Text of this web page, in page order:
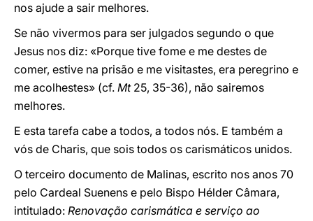
nos ajude a sair melhores.
Se não vivermos para ser julgados segundo o que
Jesus nos diz: «Porque tive fome e me destes de
comer, estive na prisão e me visitastes, era peregrino e
me acolhestes» (cf. Mt25, 35-36), não sairemos
melhores.
E esta tarefa cabe a todos, a todos nós. E também a
vós de Charis, que sois todos os carismáticos unidos.
O terceiro documento de Malinas, escrito nos anos 70
pelo Cardeal Suenens e pelo Bispo Hélder Câmara,
intitulado: Renovação carismática e serviço ao